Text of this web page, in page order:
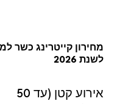
מחירון קייטרינג כשר
לשנת 2026
אירוע קטן (עד 50